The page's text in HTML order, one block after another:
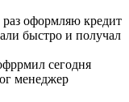
оформляю кредит
быстро и получал
сегодня
менеджер